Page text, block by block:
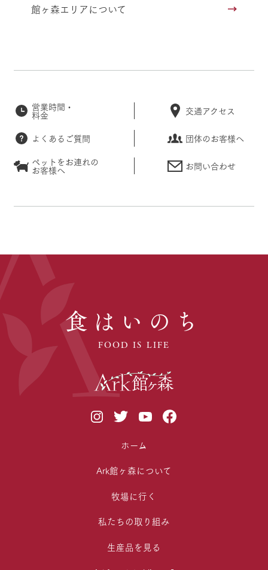
館ヶ森エリアについて
営業時間・
料金 交通アクセス
よくあるご質問
団体のお客様へ
ペットをお連れの
お客様へ お問い合わせ
食はいのち
FOOD IS LIFE
ホーム
Ark館ヶ森について
牧場に行く
私たちの取り組み
生産品を見る